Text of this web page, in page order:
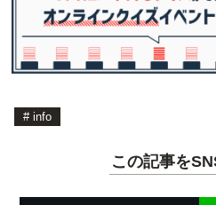
# info
この記事を